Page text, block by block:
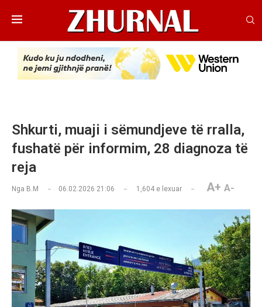
Shkurti, muaji i sëmundjeve të rralla,
fushatë për informim, 28 diagnoza të
reja
Nga B.M 06.02.2026 21:06 1,604 e lexuar A+ A-